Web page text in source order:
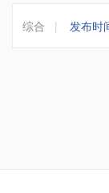
综合 | 发布时